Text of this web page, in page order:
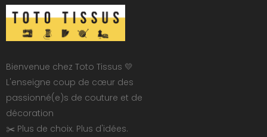
Bienvenue chez Toto Tissus 💛
L'enseigne coup de cœur des
passionné(e)s de couture et de
décoration
✂️ Plus de choix. Plus d'idées.